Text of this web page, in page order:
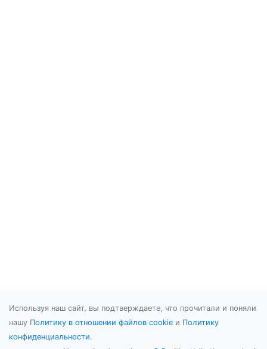
Используя наш сайт, вы подтверждаете, что прочитали и поняли
нашу Политику в отношении файлов cookie и Политику
конфиденциальности.